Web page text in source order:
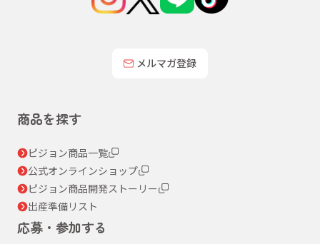
メルマガ登録
商品を探す
ピジョン商品一覧
公式オンラインショップ
ピジョン商品開発ストーリー
出産準備リスト
応募・参加する